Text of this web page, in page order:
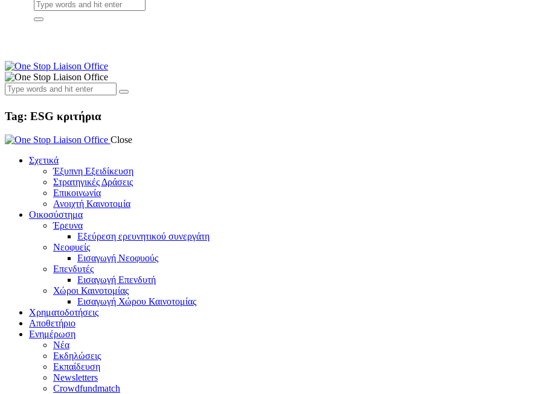
Tag: ESG κριτήρια
Close
Σχετικά
Έξυπνη Εξειδίκευση
Στρατηγικές Δράσεις
Επικοινωνία
Ανοιχτή Καινοτομία
Οικοσύστημα
Έρευνα
Εξεύρεση ερευνητικού συνεργάτη
Νεοφυείς
Εισαγωγή Νεοφυούς
Επενδυτές
Εισαγωγή Επενδυτή
Χώροι Καινοτομίας
Εισαγωγή Χώρου Καινοτομίας
Χρηματοδοτήσεις
Αποθετήριο
Ενημέρωση
Νέα
Εκδηλώσεις
Εκπαίδευση
Newsletters
Crowdfundmatch